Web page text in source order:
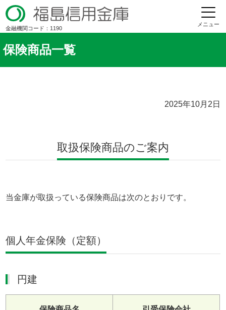
金融機関コード：1190
メニュー
保険商品一覧
2025年10月2日
取扱保険商品のご案内
当金庫が取扱っている保険商品は次のとおりです。
個人年金保険（定額）
円建